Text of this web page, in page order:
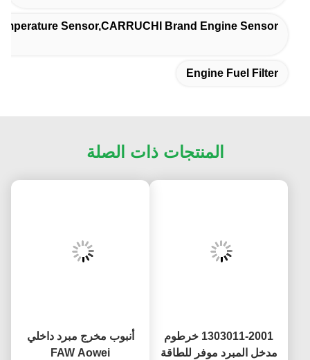
Sensor,CARRUCHI Brand Engine Sensor
Engine Fuel Filter
المنتجات ذات الصلة
1303011-2001 خرطوم
مدخل المبرد موفر للطاقة
أنبوب مخرج مبرد داخلي
FAW Aowei